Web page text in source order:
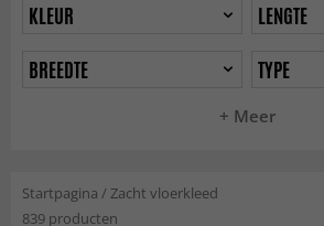
+ Meer
KLEUR
LENGTE
BREEDTE
TYPE
Startpagina /Zacht vloerkleed
839 producten